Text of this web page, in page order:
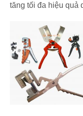
tăng tối đa hiệu quả